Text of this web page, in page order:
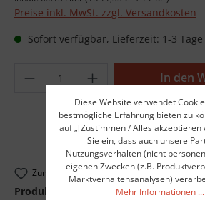
Preise inkl. MwSt. zzgl. Versandkosten
Sofort verfügbar, Lieferzeit: 1-3 Tage
Produkt Anzahl: GibIn den
Zum Merkzettel hinzufügen
Produktnummer: dot-60210226
Diese Website verwendet
bestmögliche Erfahrung bieten zu
auf „[Zustimmen / Alles akzeptieren
Sie ein, dass auch unsere
Nutzungsverhalten (nicht
eigenen Zwecken (z.B.
Marktverhaltensanalysen)
Mehr Informationen ...